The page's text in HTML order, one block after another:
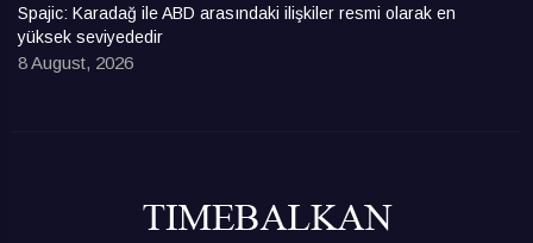
Spajic: Karadağ ile ABD arasındaki ilişkiler resmi olarak en
yüksek seviyededir
8 August, 2026